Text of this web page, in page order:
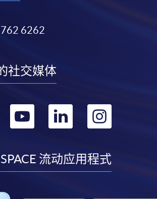
6262
社交媒体
转
youtube
转
linkedin
转
流动应用程式